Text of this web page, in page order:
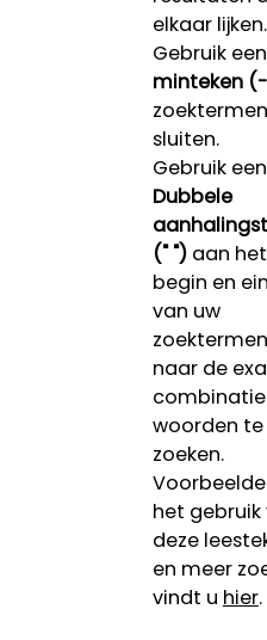
elkaar lijken.
Gebruik een
minteken
sluiten.
Gebruik een
Dubbele
(" ")aan het
begin en
van uw
naar de
woorden te
zoeken.
het gebruik
deze
en meer
vindt u hier.